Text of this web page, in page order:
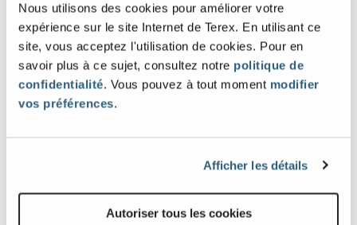
Nous utilisons des cookies pour améliorer votre
expérience sur le site Internet de Terex. En utilisant ce
site, vous acceptez l'utilisation de cookies. Pour en
savoir plus à ce sujet, consultez notre politique de
confidentialité. Vous pouvez à tout moment modifier
vos préférences.
Afficher les détails
Autoriser tous les cookies
Galerie d'images et de vidéos
View
Z-
4525RT_Alt1